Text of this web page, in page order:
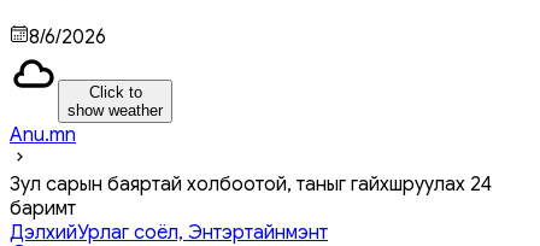
8/6/2026
Click to
show weather
Anu.mn
Зул сарын баяртай холбоотой, таныг гайхшруулах 24
баримт
ДэлхийУрлаг соёл, Энтэртайнмэнт